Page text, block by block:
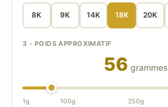
8K 9K 14K 18K 20K
3 - POIDS APPROXIMATIF
56 grammes
1g 100g 250g